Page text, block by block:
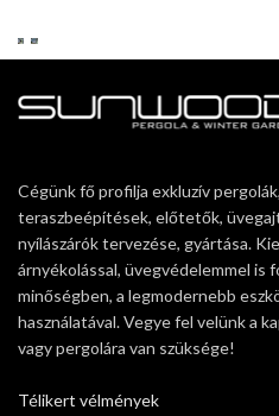
Cégünk fő profilja exkluzív
teraszbeépítések, előtetők,
nyílászárók tervezése, gyártása.
árnyékolással, üvegvédelemmel is
minőségben, a legmodernebb
használatával. Vegye fel velünk a
vagy pergolára van szüksége!
Télikert vélmények